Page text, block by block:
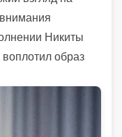
Никиты
воплотил образ